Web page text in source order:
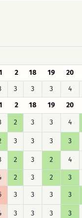
2 18 19 20
3 3 3 4
2 18 19 20
2 3 3 4
3 3 3 3
2 3 2 4
2 3 2 3
3 3 3 3
3 3 3 3